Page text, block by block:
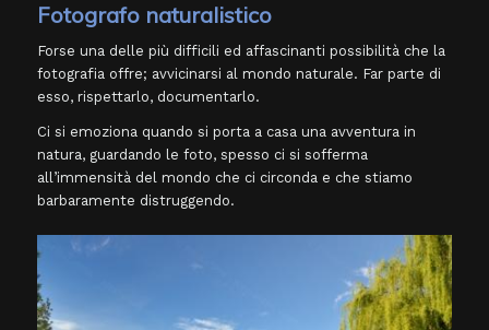
Fotografo naturalistico
Forse una delle più difficili ed affascinanti possibilità che la
fotografia offre; avvicinarsi al mondo naturale. Far parte di
esso, rispettarlo, documentarlo.
Ci si emoziona quando si porta a casa una avventura in
natura, guardando le foto, spesso ci si sofferma
all’immensità del mondo che ci circonda e che stiamo
barbaramente distruggendo.